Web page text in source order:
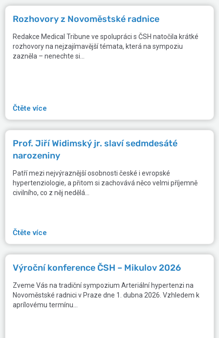
Rozhovory z Novoměstské radnice
Redakce Medical Tribune ve spolupráci s ČSH natočila krátké
rozhovory na nejzajímavější témata, která na sympoziu
zazněla – nenechte si...
Čtěte více
Prof. Jiří Widimský jr. slaví sedmdesáté
narozeniny
Patří mezi nejvýraznější osobnosti české i evropské
hypertenziologie, a přitom si zachovává něco velmi příjemně
civilního, co z něj nedělá...
Čtěte více
Výroční konference ČSH – Mikulov 2026
Zveme Vás na tradiční sympozium Arteriální hypertenzi na
Novoměstské radnici v Praze dne 1. dubna 2026. Vzhledem k
aprílovému termínu...